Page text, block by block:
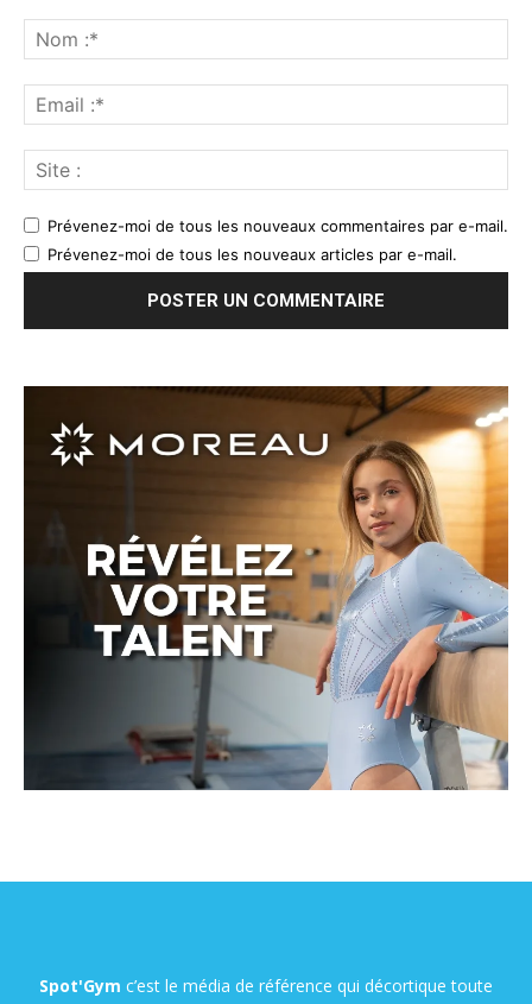
Prévenez-moi de tous les nouveaux commentaires par e-mail.
Prévenez-moi de tous les nouveaux articles par e-mail.
Spot'Gym c’est le média de référence qui décortique toute